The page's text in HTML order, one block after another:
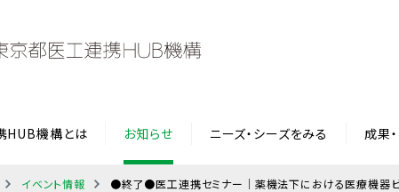
HUB機構とは お知らせ ニーズ・シーズをみる 成果
イベント情報 ●終了●医工連携セミナー｜薬機法下における医療機器